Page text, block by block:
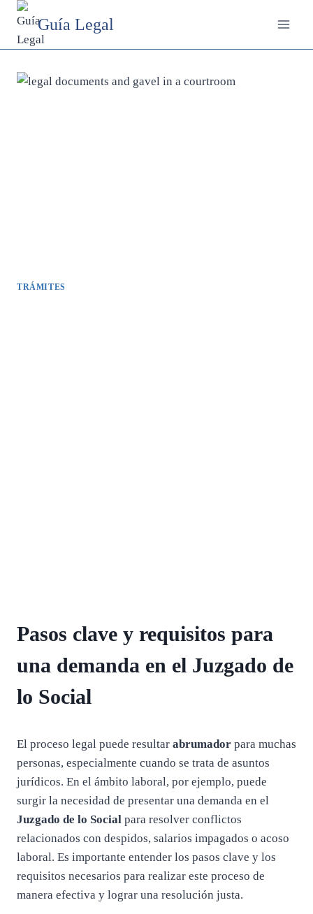
Saltar
contenido
Guía Legal
TRÁMITES
Pasos clave y requisitos para
una demanda en el Juzgado de
lo Social
El proceso legal puede resultar abrumador para muchas
personas, especialmente cuando se trata de asuntos
jurídicos. En el ámbito laboral, por ejemplo, puede
surgir la necesidad de presentar una demanda en el
Juzgado de lo Social para resolver conflictos
relacionados con despidos, salarios impagados o acoso
laboral. Es importante entender los pasos clave y los
requisitos necesarios para realizar este proceso de
manera efectiva y lograr una resolución justa.